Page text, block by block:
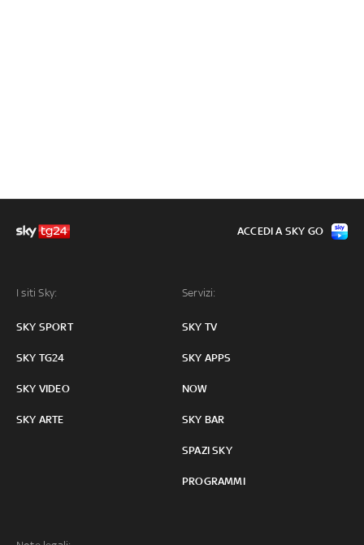
I siti Sky:
SKY SPORT
SKY TG24
SKY VIDEO
SKY ARTE
Servizi:
SKY TV
SKY APPS
NOW
SKY BAR
SPAZI SKY
PROGRAMMI
ACCEDI A SKY GO